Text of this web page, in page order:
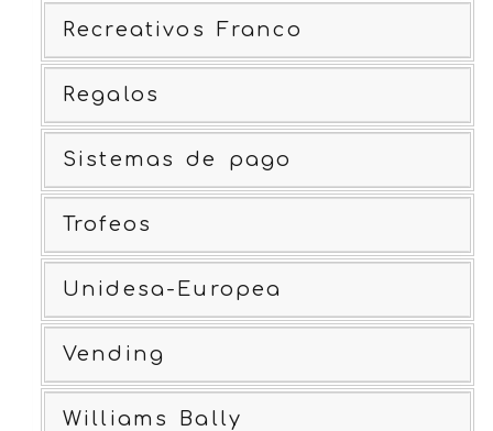
Recreativos Franco
Regalos
Sistemas de pago
Trofeos
Unidesa-Europea
Vending
Williams Bally